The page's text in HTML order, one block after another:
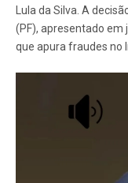
Lula da Silva. A
(PF), apresentado em
que apura fraudes no